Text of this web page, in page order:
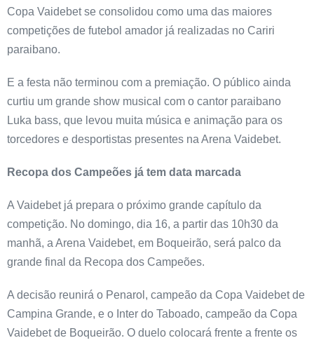
Copa Vaidebet se consolidou como uma das maiores
competições de futebol amador já realizadas no Cariri
paraibano.
E a festa não terminou com a premiação. O público ainda
curtiu um grande show musical com o cantor paraibano
Luka bass, que levou muita música e animação para os
torcedores e desportistas presentes na Arena Vaidebet.
Recopa dos Campeões já tem data marcada
A Vaidebet já prepara o próximo grande capítulo da
competição. No domingo, dia 16, a partir das 10h30 da
manhã, a Arena Vaidebet, em Boqueirão, será palco da
grande final da Recopa dos Campeões.
A decisão reunirá o Penarol, campeão da Copa Vaidebet de
Campina Grande, e o Inter do Taboado, campeão da Copa
Vaidebet de Boqueirão. O duelo colocará frente a frente os